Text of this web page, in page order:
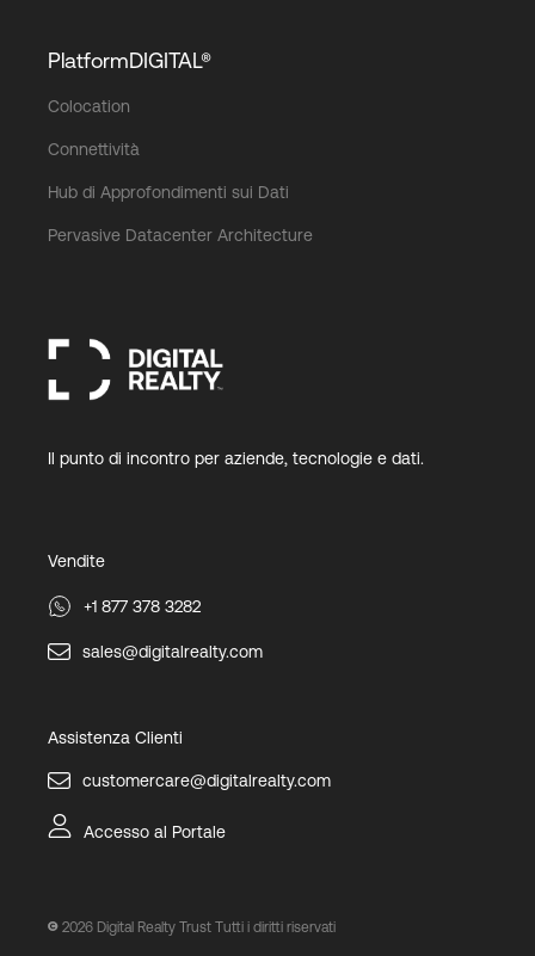
PlatformDIGITAL®
Colocation
Connettività
Hub di Approfondimenti sui Dati
Pervasive Datacenter Architecture
Il punto di incontro per aziende, tecnologie e dati.
Vendite
+1 877 378 3282
sales@digitalrealty.com
Assistenza Clienti
customercare@digitalrealty.com
Accesso al Portale
2026 Digital Realty Trust Tutti i diritti riservati